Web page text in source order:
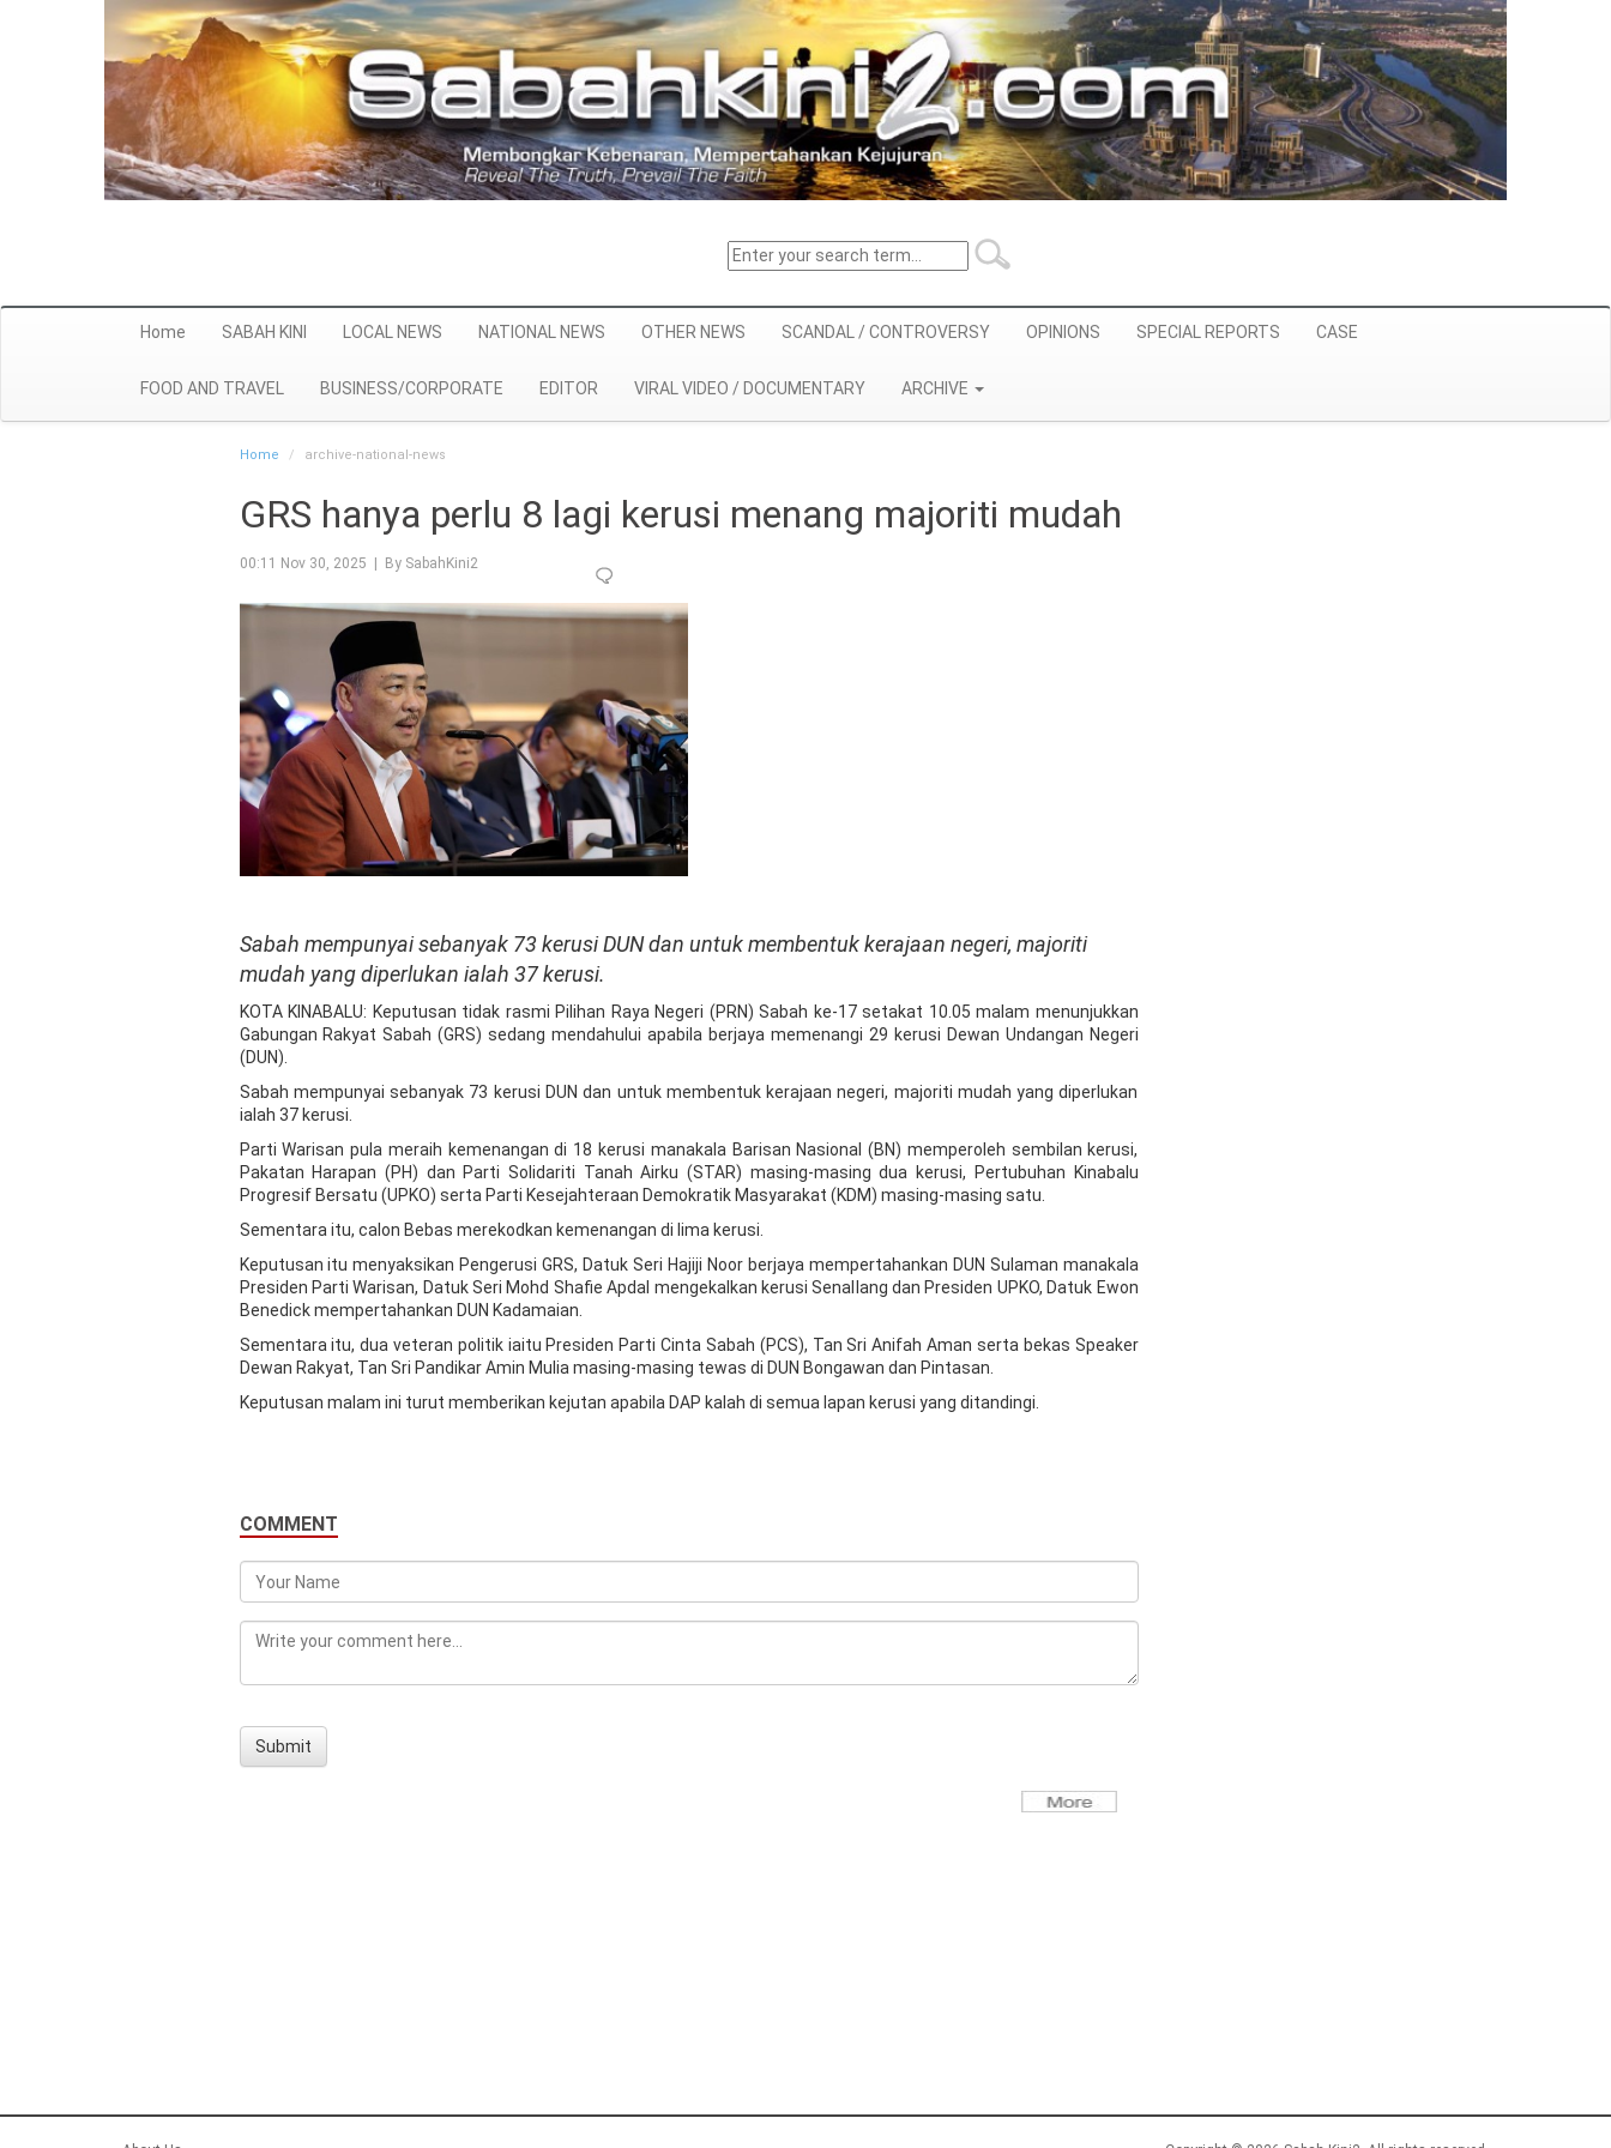
Home SABAH KINI LOCAL NEWS NATIONAL NEWS OTHER NEWS SCANDAL / CONTROVERSY OPINIONS SPECIAL REPORTS CASE
FOOD AND TRAVEL BUSINESS/CORPORATE EDITOR VIRAL VIDEO / DOCUMENTARY ARCHIVE
Home archive-national-news
GRS hanya perlu 8 lagi kerusi menang majoriti mudah
00:11 Nov 30, 2025 | By SabahKini2
Sabah mempunyai sebanyak 73 kerusi DUN dan untuk membentuk kerajaan negeri, majoriti
mudah yang diperlukan ialah 37 kerusi.
KOTA KINABALU: Keputusan tidak rasmi Pilihan Raya Negeri (PRN) Sabah ke-17 setakat 10.05 malam menunjukkan
Gabungan Rakyat Sabah (GRS) sedang mendahului apabila berjaya memenangi 29 kerusi Dewan Undangan Negeri
(DUN).
Sabah mempunyai sebanyak 73 kerusi DUN dan untuk membentuk kerajaan negeri, majoriti mudah yang diperlukan
ialah 37 kerusi.
Parti Warisan pula meraih kemenangan di 18 kerusi manakala Barisan Nasional (BN) memperoleh sembilan kerusi,
Pakatan Harapan (PH) dan Parti Solidariti Tanah Airku (STAR) masing-masing dua kerusi, Pertubuhan Kinabalu
Progresif Bersatu (UPKO) serta Parti Kesejahteraan Demokratik Masyarakat (KDM) masing-masing satu.
Sementara itu, calon Bebas merekodkan kemenangan di lima kerusi.
Keputusan itu menyaksikan Pengerusi GRS, Datuk Seri Hajiji Noor berjaya mempertahankan DUN Sulaman manakala
Presiden Parti Warisan, Datuk Seri Mohd Shafie Apdal mengekalkan kerusi Senallang dan Presiden UPKO, Datuk Ewon
Benedick mempertahankan DUN Kadamaian.
Sementara itu, dua veteran politik iaitu Presiden Parti Cinta Sabah (PCS), Tan Sri Anifah Aman serta bekas Speaker
Dewan Rakyat, Tan Sri Pandikar Amin Mulia masing-masing tewas di DUN Bongawan dan Pintasan.
Keputusan malam ini turut memberikan kejutan apabila DAP kalah di semua lapan kerusi yang ditandingi.
COMMENT
Submit